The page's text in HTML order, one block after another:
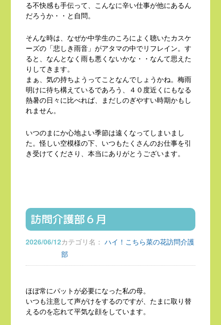
る不快感も手伝って、こんなに辛い仕事が他にあるん
だろうか・・と自問。
そんな時は、なぜか中学生のころによく聴いたカスケ
ーズの「悲しき雨音」がアタマの中でリフレイン。す
ると、なんとなく雨も悪くないかな・・なんて思えた
りしてきます。
まぁ、気の持ちようってことなんでしょうかね。梅雨
明けに待ち構えているであろう、４０度近くにもなる
熱暑の日々に比べれば、まだしのぎやすい時期かもし
れません。
いつのまにか心地よい季節は遠くなってしまいまし
た。怪しい空模様の下、いつもたくさんのお仕事を引
き受けてくださり、本当にありがとうございます。
訪問介護部６月
2026/06/12カテゴリ名： ハイ！こちら菜の花訪問介護
部
ほぼ常にパットが必要になった私の母。
いつも注意して声がけをするのですが、たまに取り替
えるのを忘れて平気な顔をしています。